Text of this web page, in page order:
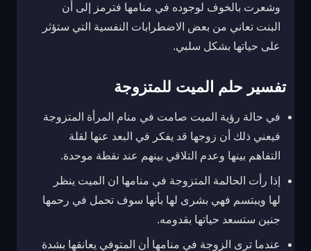
وشعرت بالخوف لوجوده في منامها فترمز إلى أن
البنت تعاني من بعض الاضطرابات النفسية التي ستؤثر
على حياتها بشكل سلبي.
تفسير حلم الميت للمتزوجة
في حالة رؤية الميت صامت في منام المرأة المتزوجة
فيعني ذلك أن زوجها قد يفكر في البعد عنها لقلة
التفاهم بينها وعدم التلاقي بينهم عند نقطة موحدة.
إذا رأت الحالمة المتزوجة في منامها ان الميت ينظر
لها ويبتسم فهي بشرى لها بأنها سوف تحمل في رحمها
جنين ستسعد حياتها بقدومه.
عندما ترى الزوجة في منامها أن المتوفي يعانقها بشدة